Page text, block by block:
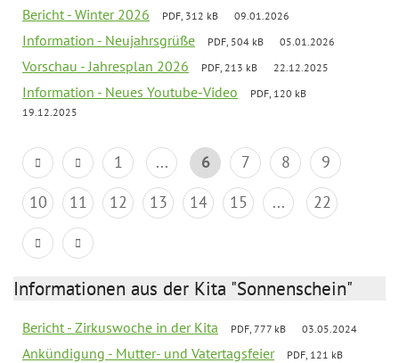
Bericht - Winter 2026 PDF, 312 kB 09.01.2026
Information - Neujahrsgrüße PDF, 504 kB 05.01.2026
Vorschau - Jahresplan 2026 PDF, 213 kB 22.12.2025
Information - Neues Youtube-Video
PDF, 120 kB
19.12.2025
1 ... 6 7 8
9
10
11 12 13 14 15 ... 22
Informationen aus der Kita "Sonnenschein"
Bericht - Zirkuswoche in der Kita PDF, 777 kB 03.05.2024
Ankündigung - Mutter- und Vatertagsfeier
PDF, 121 kB